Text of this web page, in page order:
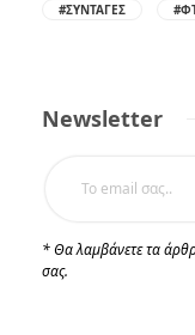
#ΣΥΝΤΑΓΈΣ
Newsletter
* Θα λαμβάνετε τα
σας.